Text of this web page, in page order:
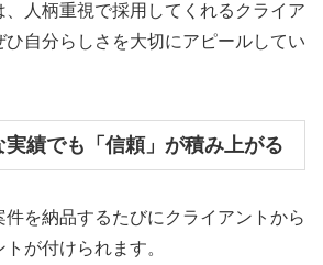
人柄重視で採用してくれるクライア
ひ自分らしさを大切にアピールしてい
績でも「信頼」が積み上がる
を納品するたびにクライアントから
が付けられます。